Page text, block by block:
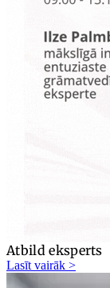
Atbild eksperts
Lasīt vairāk >